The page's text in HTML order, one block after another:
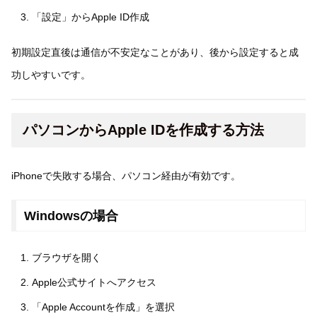
「設定」からApple ID作成
初期設定直後は通信が不安定なことがあり、後から設定すると成
功しやすいです。
パソコンからApple IDを作成する方法
iPhoneで失敗する場合、パソコン経由が有効です。
Windowsの場合
ブラウザを開く
Apple公式サイトへアクセス
「Apple Accountを作成」を選択